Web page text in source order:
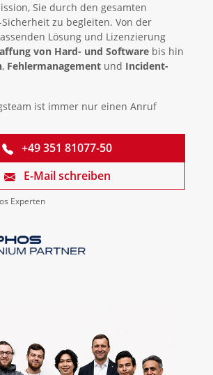
Sie durch den gesamten
Sicherheit zu begleiten. Von der
Lösung und Lizenzierung
von Hard- und Software bis hin
, Fehlermanagement und Incident-
ist immer nur einen Anruf
+49 351 81077-50
E-Mail schreiben
Experten